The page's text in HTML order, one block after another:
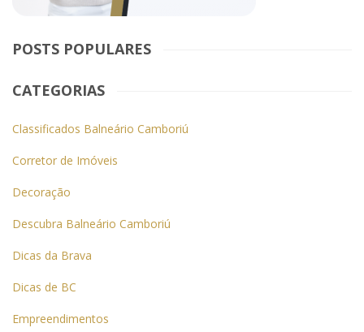
POSTS POPULARES
CATEGORIAS
Classificados Balneário Camboriú
Corretor de Imóveis
Decoração
Descubra Balneário Camboriú
Dicas da Brava
Dicas de BC
Empreendimentos